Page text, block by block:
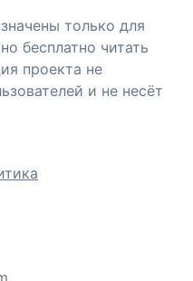
только для
бесплатно читать
проекта не
и не несёт